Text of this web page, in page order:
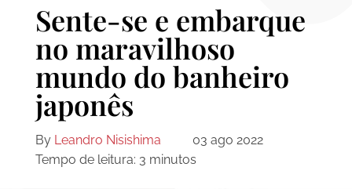
Sente-se e embarque
no maravilhoso
mundo do banheiro
japonês
By Leandro Nisishima
03 ago 2022
Tempo de leitura: 3 minutos